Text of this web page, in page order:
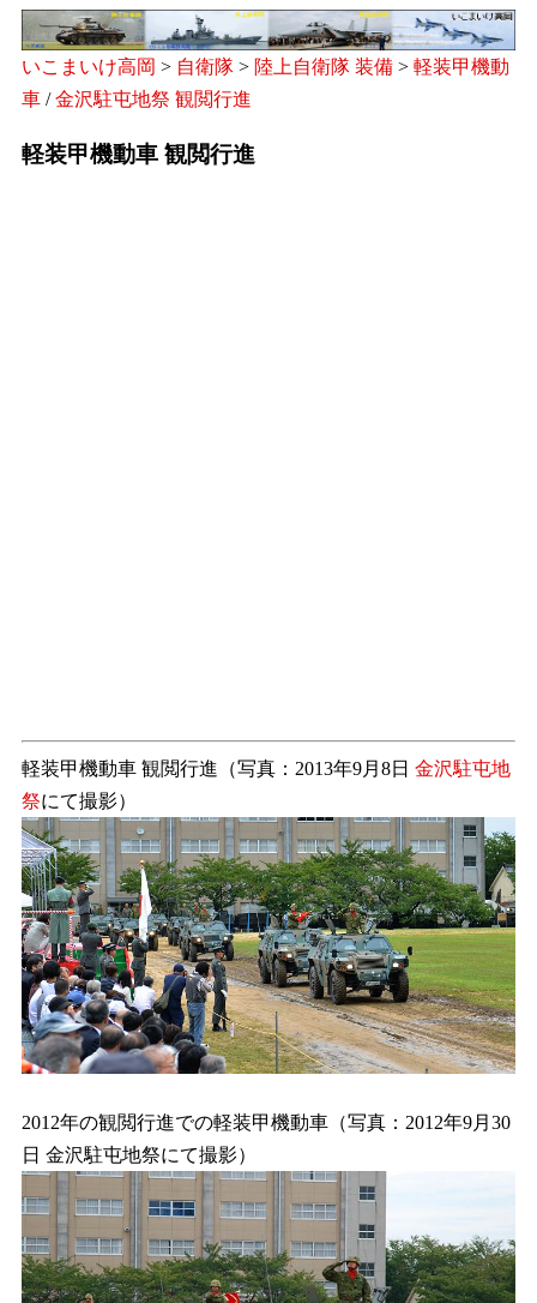
いこまいけ高岡 > 自衛隊 > 陸上自衛隊 装備 > 軽装甲機動
車 /金沢駐屯地祭 観閲行進
軽装甲機動車 観閲行進
軽装甲機動車 観閲行進（写真：2013年9月8日 金沢駐屯地
祭にて撮影）
2012年の観閲行進での軽装甲機動車（写真：2012年9月30
日 金沢駐屯地祭にて撮影）